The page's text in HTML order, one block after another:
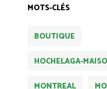
MOTS-CLÉS
BOUTIQUE
HOCHELAGA-
MONTREAL